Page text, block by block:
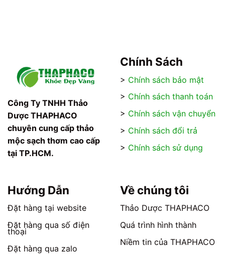
Công Ty TNHH Thảo
Dược THAPHACO
chuyên cung cấp thảo
mộc sạch thơm cao cấp
tại TP.HCM.
Chính Sách
> Chính sách bảo mật
> Chính sách thanh toán
> Chính sách vận chuyển
> Chính sách đổi trả
> Chính sách sử dụng
Hướng Dẫn
Đặt hàng tại website
Đặt hàng qua số điện
thoại
Đặt hàng qua zalo
Về chúng tôi
Thảo Dược THAPHACO
Quá trình hình thành
Niềm tin của THAPHACO